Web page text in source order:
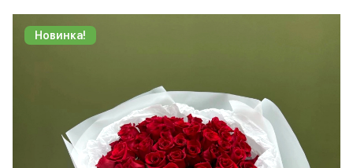
Новинка!